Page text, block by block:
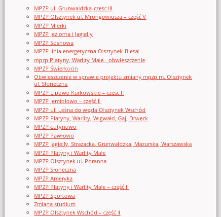
MPZP ul. Grunwaldzka-czesc III
MPZP Olsztynek ul. Mrongowiusza – część V
MPZP Mierki
MPZP Jeziorna i Jagielly
MPZP Sosnowa
MPZP linia energetyczna Olsztynek-Biesal
mpzp Platyny, Warlity Małe - obwieszczenie
MPZP Świerkocin
Obwieszczenie w sprawie projektu zmiany mpzp m. Olsztynek
ul. Słoneczna
MPZP Lipowo Kurkowskie – czesc II
MPZP Jemiołowo – część II
MPZP ul. Leśna do węzła Olsztynek Wschód
MPZP Platyny, Warlity, Wigwałd, Gaj, Drwęck
MPZP Łutynowo
MPZP Pawłowo
MPZP Jagielly, Strazacka, Grunwaldzka, Mazurska, Warszawska
MPZP Platyny i Warlity Małe
MPZP Olsztynek ul. Poranna
MPZP Słoneczna
MPZP Ameryka
MPZP Platyny i Warlity Małe – część II
MPZP Sportowa
Zmiana studium
MPZP Olsztynek Wschód – część II